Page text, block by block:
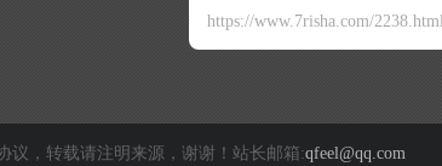
https://www.7risha.com/2238.html
议，转载请注明来源，谢谢！站长邮箱:qfeel@qq.com